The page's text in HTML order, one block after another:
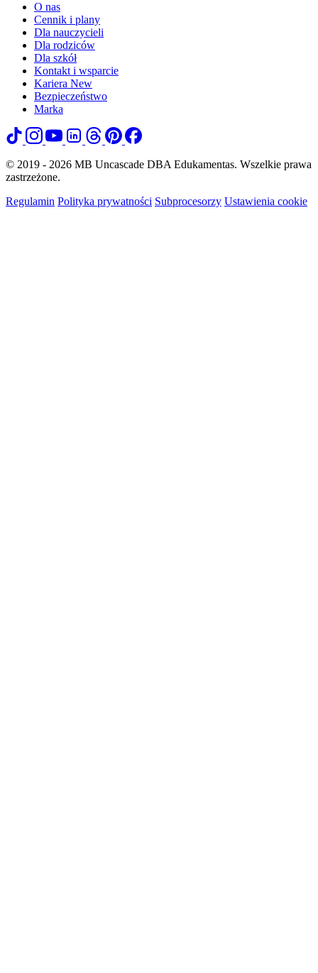
O nas
Cennik i plany
Dla nauczycieli
Dla rodziców
Dla szkół
Kontakt i wsparcie
Kariera New
Bezpieczeństwo
Marka
© 2019 - 2026 MB Uncascade DBA Edukamentas. Wszelkie prawa
zastrzeżone.
Regulamin Polityka prywatności Subprocesorzy Ustawienia cookie